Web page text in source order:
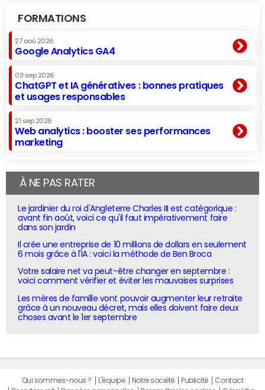
FORMATIONS
27 aoû 2026
Google Analytics GA4
03 sep 2026
ChatGPT et IA génératives : bonnes pratiques
et usages responsables
21 sep 2026
Web analytics : booster ses performances
marketing
À NE PAS RATER
Le jardinier du roi d'Angleterre Charles III est catégorique :
avant fin août, voici ce qu'il faut impérativement faire
dans son jardin
Il crée une entreprise de 10 millions de dollars en seulement
6 mois grâce à l'IA : voici la méthode de Ben Broca
Votre salaire net va peut-être changer en septembre :
voici comment vérifier et éviter les mauvaises surprises
Les mères de famille vont pouvoir augmenter leur retraite
grâce à un nouveau décret, mais elles doivent faire deux
choses avant le 1er septembre
Qui sommes-nous ? L'équipe Notre société Publicité
Contact